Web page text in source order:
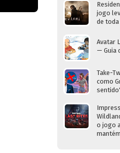
jogo
de toda
Avatar
— Guia
Take-
como
o jogo